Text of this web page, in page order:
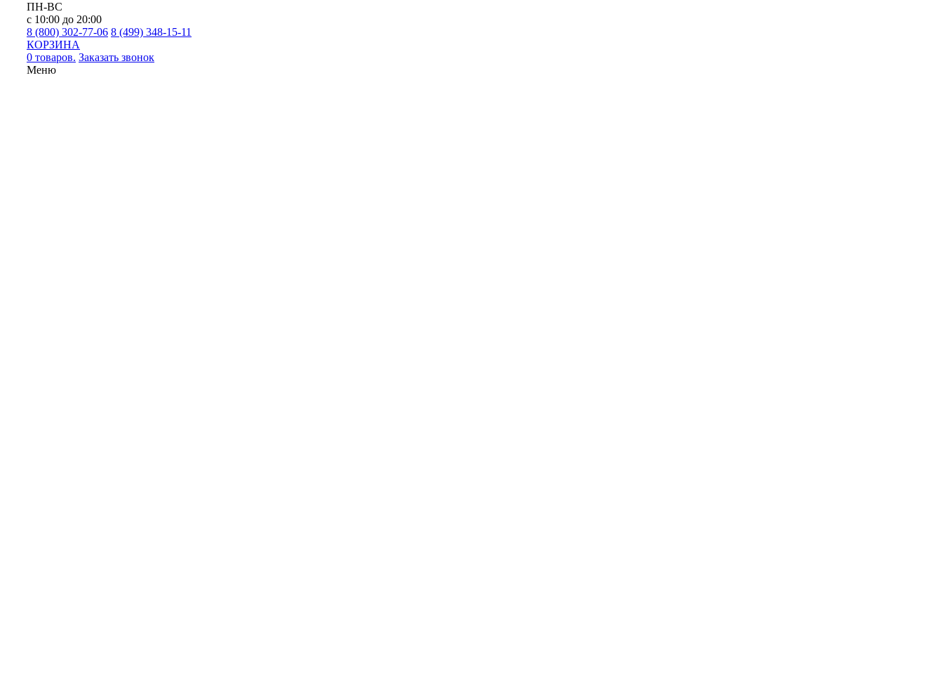
ПН-ВС
с 10:00 до 20:00
8 (800) 302-77-06 8 (499) 348-15-11
КОРЗИНА
0 товаров. Заказать звонок
Меню